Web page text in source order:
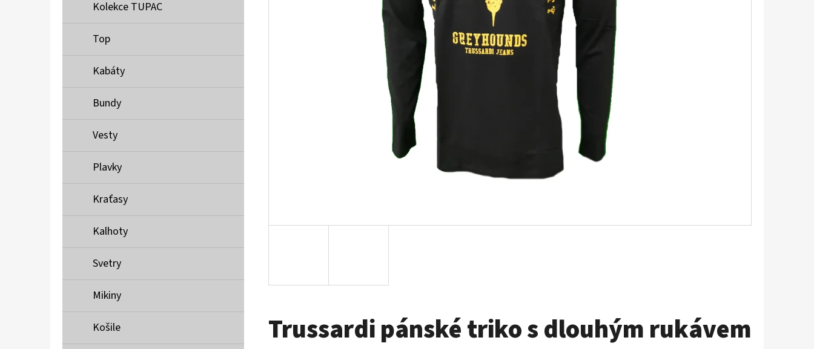
Kolekce TUPAC
Top
Kabáty
Bundy
Vesty
Plavky
Kraťasy
Kalhoty
Svetry
Mikiny
Košile Trussardi pánské triko s dlouhým rukávem
MUSTANG PÁSEK
MUSTANG PÁNSKÉ TRIKO S KRÁTKÝM
RUKÁVEM